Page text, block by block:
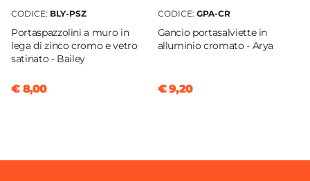
CODICE: BLY-PSZ
Portaspazzolini a muro in
lega di zinco cromo e vetro
satinato - Bailey
€ 8,00
CODICE: GPA-CR
Gancio portasalviette in
alluminio cromato - Arya
€ 9,20